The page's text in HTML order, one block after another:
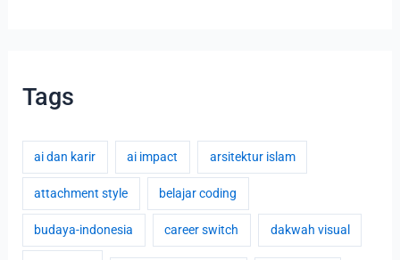
Tags
ai dan karir ai impact arsitektur islam
attachment style belajar coding
budaya-indonesia career switch dakwah visual